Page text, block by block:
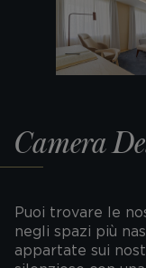
Camera
Puoi trovare le
negli spazi più
appartate sui